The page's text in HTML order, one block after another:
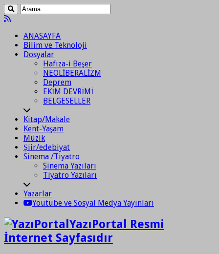
ANASAYFA
Bilim ve Teknoloji
Dosyalar
Hafıza-i Beşer
NEOLİBERALİZM
Deprem
EKİM DEVRİMİ
BELGESELLER
Kitap/Makale
Kent-Yaşam
Müzik
Şiir/edebiyat
Sinema /Tiyatro
Sinema Yazıları
Tiyatro Yazıları
Yazarlar
Youtube ve Sosyal Medya Yayınları
YazıPortal Resmi
İnternet Sayfasıdır